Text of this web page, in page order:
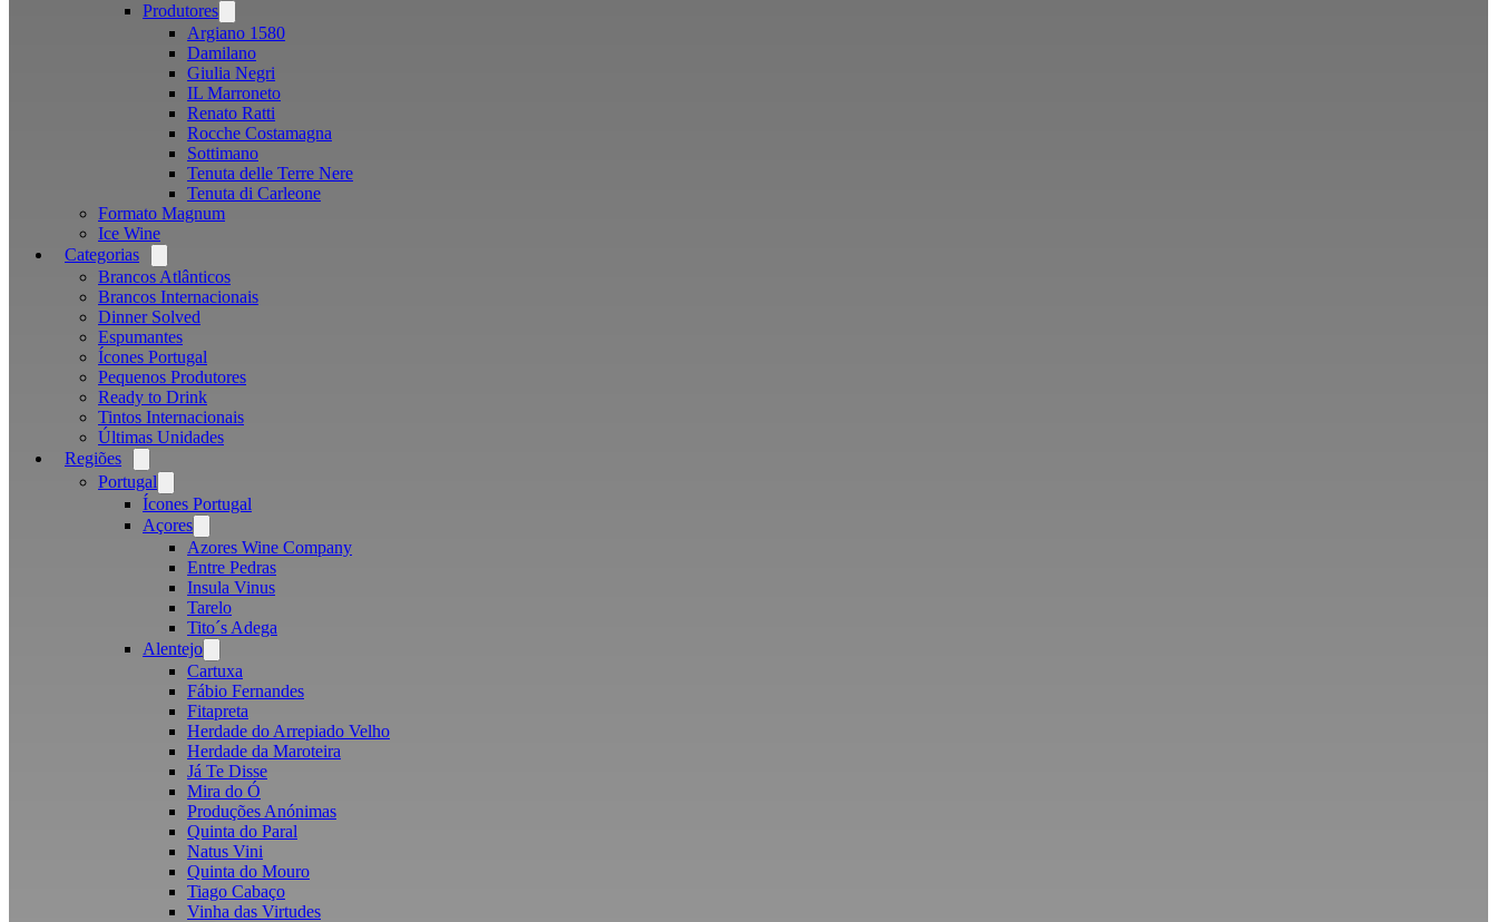
Produtores
menu
Argiano 1580
Damilano
Giulia Negri
IL Marroneto
Renato Ratti
Rocche Costamagna
Sottimano
Tenuta delle Terre Nere
Tenuta di Carleone
Formato Magnum
Ice Wine
Categorias
menu
Brancos Atlânticos
Brancos Internacionais
Dinner Solved
Espumantes
Ícones Portugal
Pequenos Produtores
Ready to Drink
Tintos Internacionais
Últimas Unidades
Regiões
menu
Portugal
menu
Ícones Portugal
Açores
menu
Azores Wine Company
Entre Pedras
Insula Vinus
Tarelo
Tito´s Adega
Alentejo
menu
Cartuxa
Fábio Fernandes
Fitapreta
Herdade do Arrepiado Velho
Herdade da Maroteira
Já Te Disse
Mira do Ó
Produções Anónimas
Quinta do Paral
Natus Vini
Quinta do Mouro
Tiago Cabaço
Vinha das Virtudes